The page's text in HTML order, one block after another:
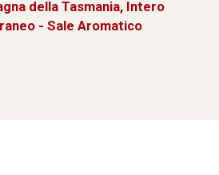
della Tasmania, Intero
- Sale Aromatico